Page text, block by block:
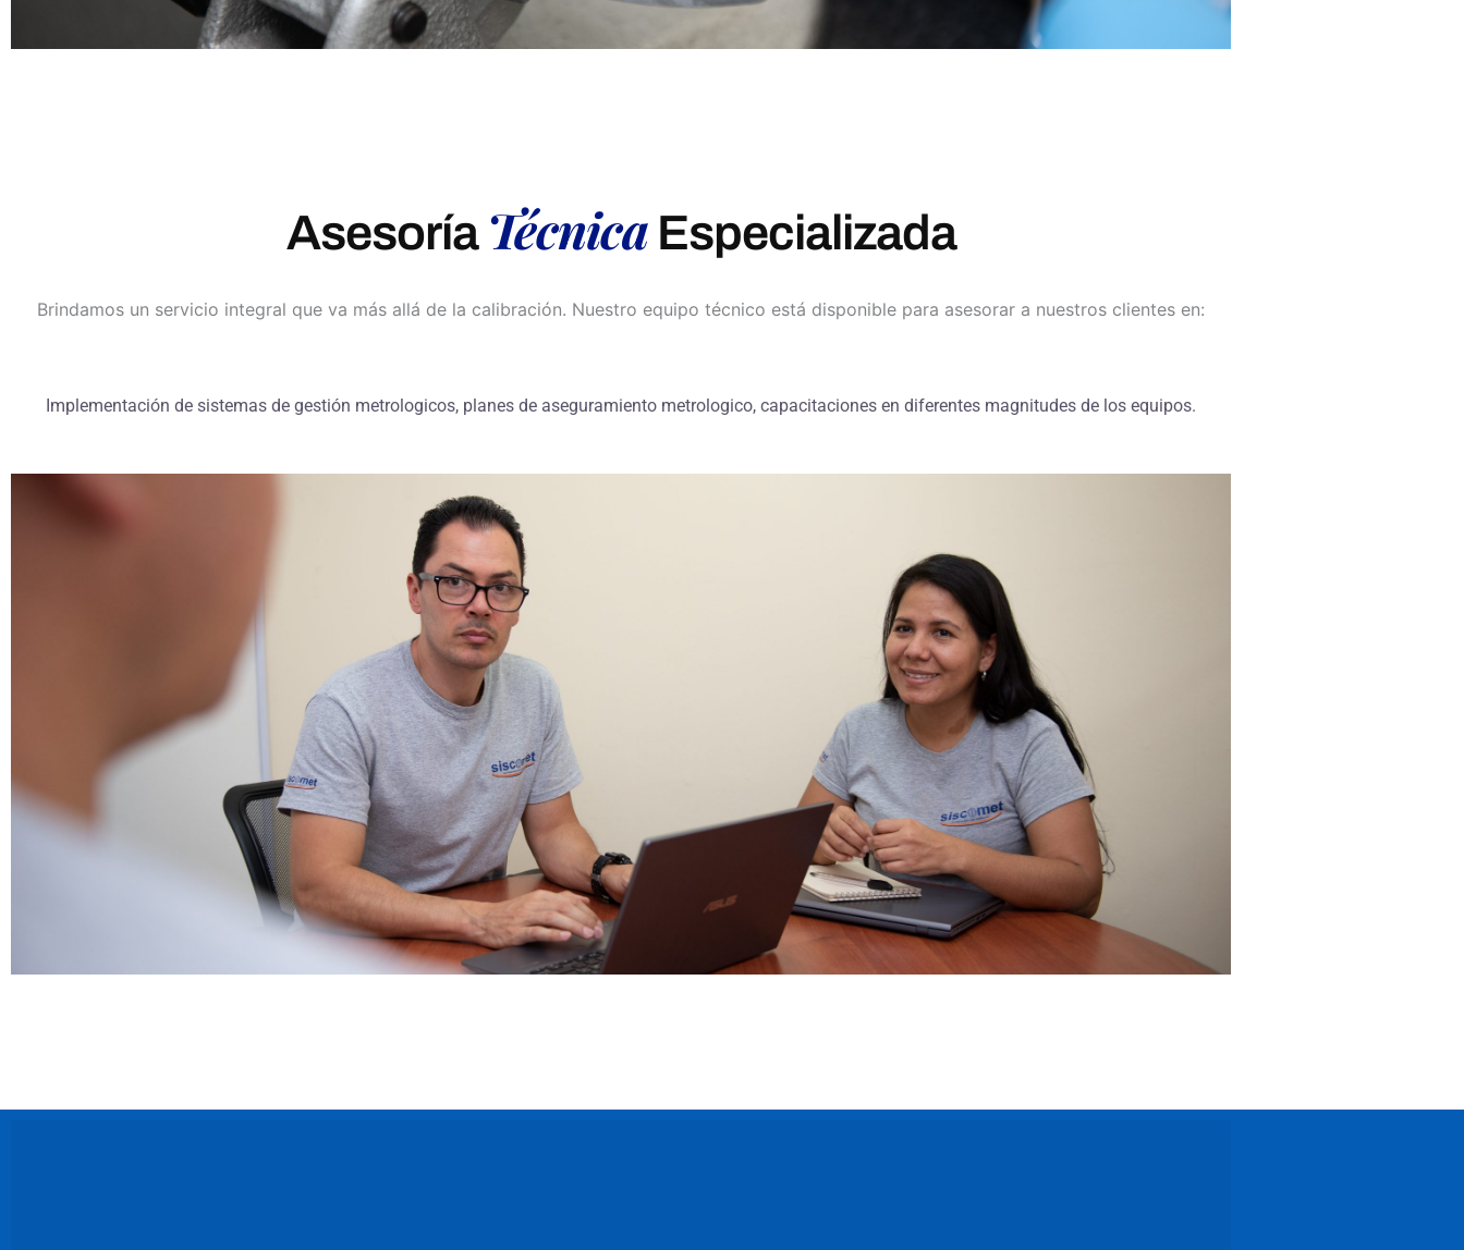
Asesoría TécnicaEspecializada
Brindamos un servicio integral que va más allá de la calibración. Nuestro equipo técnico está disponible para asesorar a nuestros clientes en:
Implementación de sistemas de gestión metrologicos, planes de aseguramiento metrologico, capacitaciones en diferentes magnitudes de los equipos.